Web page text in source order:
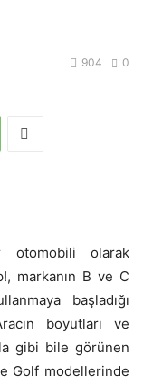
0
904
otomobili olarak
markanın B ve C
başladığı
boyutları ve
gibi bile görünen
Golf modellerinde